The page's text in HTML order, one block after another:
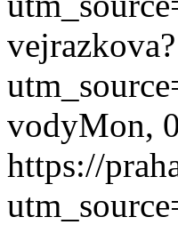
vejrazkova?
vodyMon,
https://